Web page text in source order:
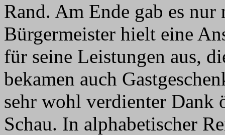
Rand. Am Ende gab es nur
Bürgermeister hielt eine
für seine Leistungen aus,
bekamen auch
sehr wohl verdienter Dank
Schau. In alphabetischer